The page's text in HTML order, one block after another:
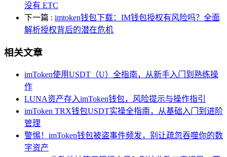
没有 ETC
下一篇 : imtoken钱包下载：IM钱包授权有风险吗？全面
解析授权背后的潜在危机
相关文章
imToken使用USDT（U）全指南，从新手入门到熟练操
作
LUNA资产存入imToken钱包，风险提示与操作指引
imToken TRX钱包USDT实操全指南，从基础入门到进阶
管理
警惕！imToken钱包被盗事件频发，别让疏忽吞噬你的数
字资产